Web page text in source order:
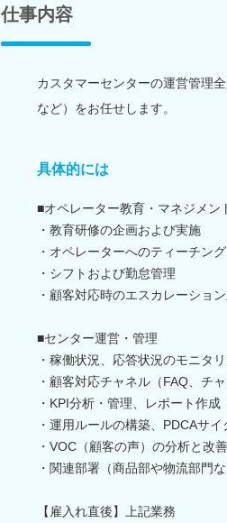
仕事内容
カスタマーセンターの運営管理
など）をお任せします。
具体的には
■オペレーター教育・マネジメン
・教育研修の企画および実施
・オペレーターへのティーチン
・シフトおよび勤怠管理
・顧客対応時のエスカレーショ
■センター運営・管理
・稼働状況、応答状況のモニタ
・顧客対応チャネル（FAQ、チ
・KPI分析・管理、レポート作成
・運用ルールの構築、PDCAサ
・VOC（顧客の声）の分析と改
・関連部署（商品部や物流部門
【雇入れ直後】上記業務